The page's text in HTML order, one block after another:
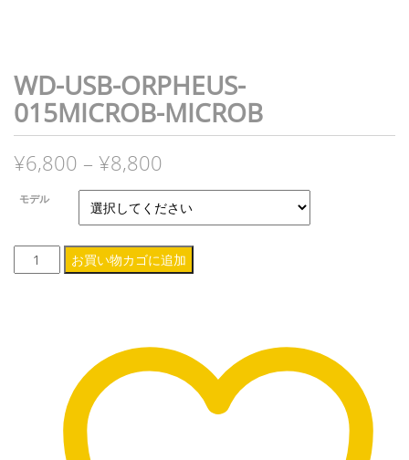
WD-USB-ORPHEUS-
015MICROB-MICROB
¥6,800 – ¥8,800
格
帯:
¥6,800
モデル
WD-
USB-
お買い物カゴに追加